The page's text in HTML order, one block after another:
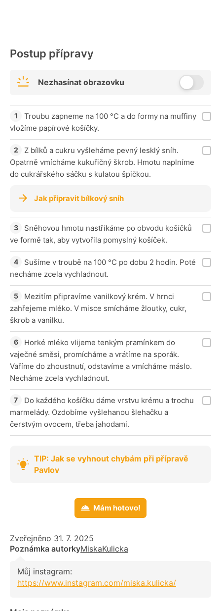
Postup přípravy
Nezhasínat obrazovku
Troubu zapneme na 100 °C a do formy na muffiny
vložíme papírové košíčky.
Z bílků a cukru vyšleháme pevný lesklý sníh.
Opatrně vmícháme kukuřičný škrob. Hmotu naplníme
do cukrářského sáčku s kulatou špičkou.
Jak připravit bílkový sníh
Sněhovou hmotu nastříkáme po obvodu košíčků
ve formě tak, aby vytvořila pomyslný košíček.
Sušíme v troubě na 100 °C po dobu 2 hodin. Poté
necháme zcela vychladnout.
Mezitím připravíme vanilkový krém. V hrnci
zahřejeme mléko. V misce smícháme žloutky, cukr,
škrob a vanilku.
Horké mléko vlijeme tenkým pramínkem do
vaječné směsi, promícháme a vrátíme na sporák.
Vaříme do zhoustnutí, odstavíme a vmícháme máslo.
Necháme zcela vychladnout.
Do každého košíčku dáme vrstvu krému a trochu
marmelády. Ozdobíme vyšlehanou šlehačku a
čerstvým ovocem, třeba jahodami.
TIP: Jak se vyhnout chybám při přípravě
Pavlov
Mám hotovo!
Zveřejněno 31. 7. 2025
Poznámka autorkyMiskaKulicka
Můj instagram:
https://www.instagram.com/miska.kulicka/